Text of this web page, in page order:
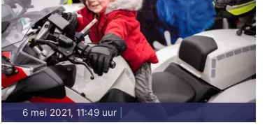
6 mei 2021, 11:49 uur|